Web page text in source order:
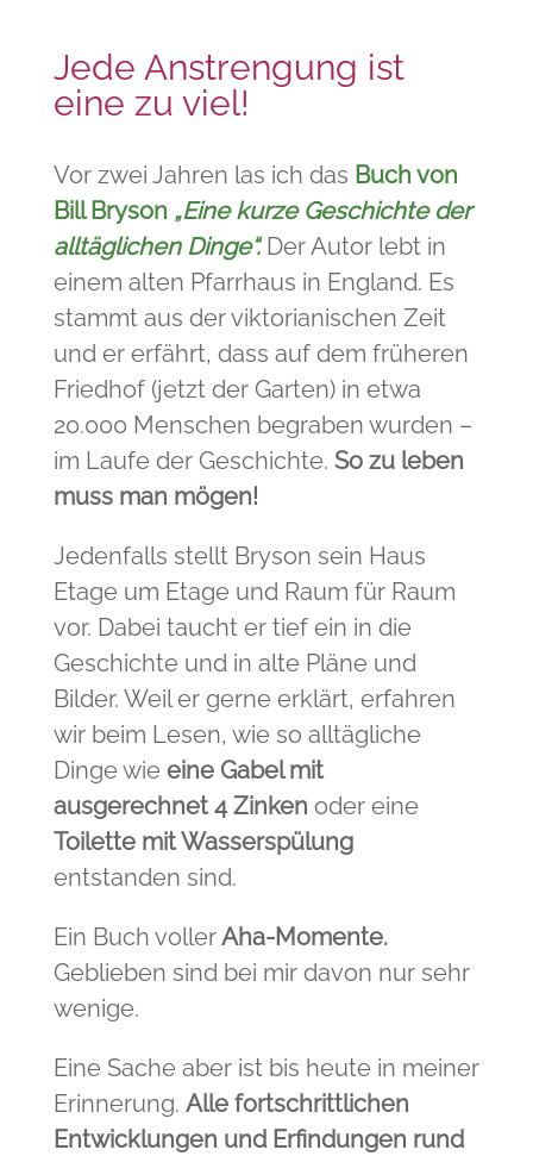
Jede Anstrengung ist
eine zu viel!
Vor zwei Jahren las ich das Buch von
Bill Bryson „Eine kurze Geschichte der
alltäglichen Dinge“. Der Autor lebt in
einem alten Pfarrhaus in England. Es
stammt aus der viktorianischen Zeit
und er erfährt, dass auf dem früheren
Friedhof (jetzt der Garten) in etwa
20.000 Menschen begraben wurden –
im Laufe der Geschichte. So zu leben
muss man mögen!
Jedenfalls stellt Bryson sein Haus
Etage um Etage und Raum für Raum
vor. Dabei taucht er tief ein in die
Geschichte und in alte Pläne und
Bilder. Weil er gerne erklärt, erfahren
wir beim Lesen, wie so alltägliche
Dinge wie eine Gabel mit
ausgerechnet 4 Zinken oder eine
Toilette mit Wasserspülung
entstanden sind.
Ein Buch vollerAha-Momente.
Geblieben sind bei mir davon nur sehr
wenige.
Eine Sache aber ist bis heute in meiner
Erinnerung. Alle fortschrittlichen
Entwicklungen und Erfindungen rund